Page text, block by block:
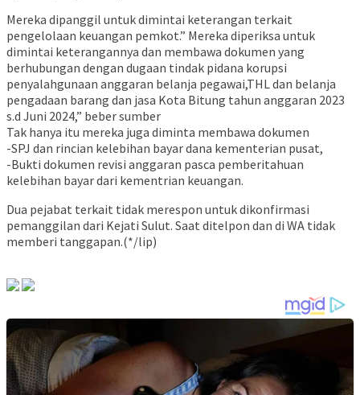
Mereka dipanggil untuk dimintai keterangan terkait
pengelolaan keuangan pemkot.” Mereka diperiksa untuk
dimintai keterangannya dan membawa dokumen yang
berhubungan dengan dugaan tindak pidana korupsi
penyalahgunaan anggaran belanja pegawai,THL dan belanja
pengadaan barang dan jasa Kota Bitung tahun anggaran 2023
s.d Juni 2024,” beber sumber
Tak hanya itu mereka juga diminta membawa dokumen
-SPJ dan rincian kelebihan bayar dana kementerian pusat,
-Bukti dokumen revisi anggaran pasca pemberitahuan
kelebihan bayar dari kementrian keuangan.
Dua pejabat terkait tidak merespon untuk dikonfirmasi
pemanggilan dari Kejati Sulut. Saat ditelpon dan di WA tidak
memberi tanggapan.(*/lip)